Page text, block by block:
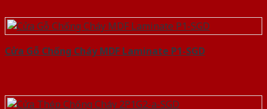
Cửa Gỗ Chống Cháy MDF Laminate P1-SGD